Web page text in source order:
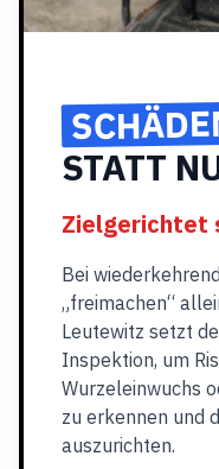
STATT
Zielgerichtet
Bei
„freimachen“
Leutewitz setzt
Inspektion, um
Wurzeleinwuchs
zu erkennen und
auszurichten.